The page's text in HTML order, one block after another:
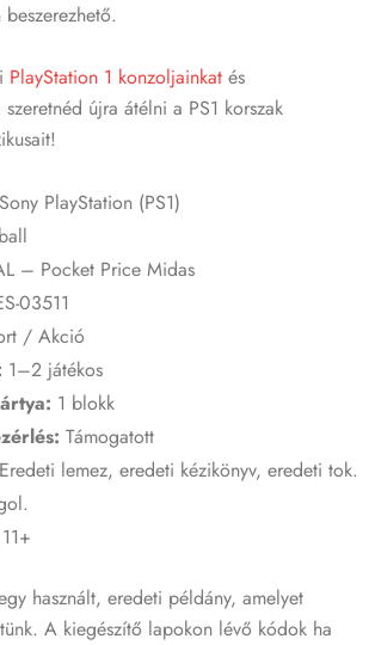
PlayStation 1 konzoljainkat és
szeretnéd újra átélni a PS1 korszak
Sony PlayStation (PS1)
– Pocket Price Midas
03511
/ Akció
1–2 játékos
1 blokk
Támogatott
Eredeti lemez, eredeti kézikönyv, eredeti tok.
11+
használt, eredeti példány, amelyet
A kiegészítő lapokon lévő kódok ha